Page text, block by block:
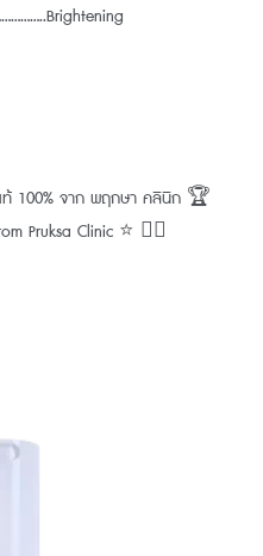
ท้ 100% จาก พฤกษา คลินิก 🏆
Pruksa Clinic ⭐️ 👨‍⚕️